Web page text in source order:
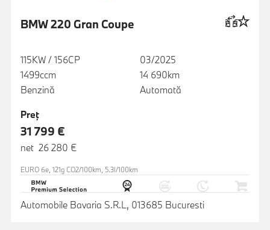
BMW 220 Gran Coupe
115KW / 156CP
1499ccm
Benzină
03/2025
14 690km
Automată
Preţ
31 799 €
net 26 280 €
EURO 6e, 121g CO2/100km, 5.3l/100km
Automobile Bavaria S.R.L, 013685 Bucuresti